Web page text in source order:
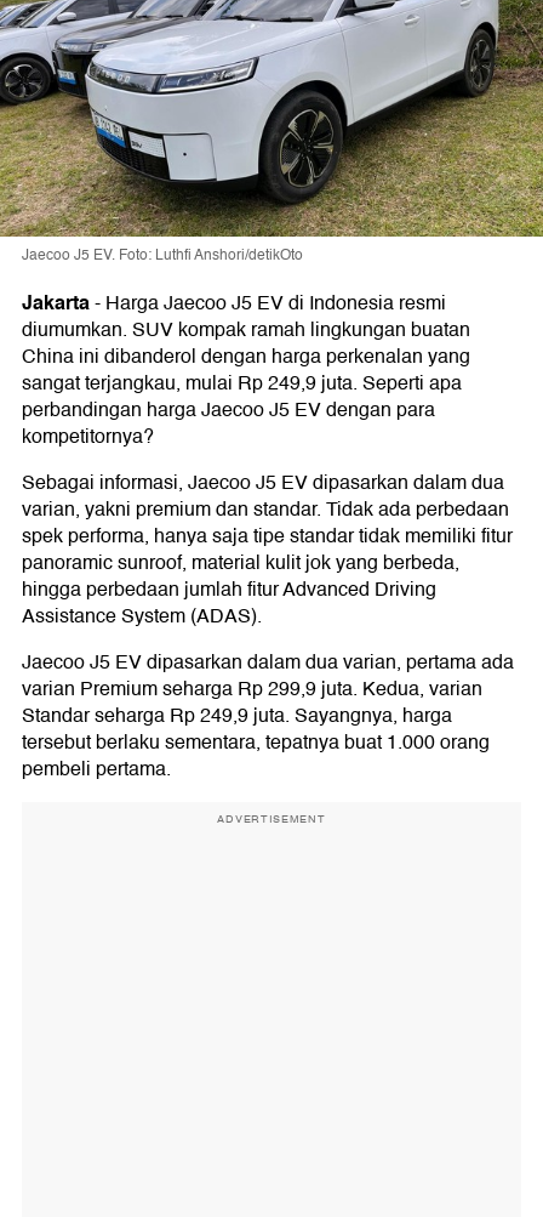
Jaecoo J5 EV. Foto: Luthfi Anshori/detikOto
Jakarta-Harga Jaecoo J5 EV di Indonesia resmi
diumumkan. SUV kompak ramah lingkungan buatan
China ini dibanderol dengan harga perkenalan yang
sangat terjangkau, mulai Rp 249,9 juta. Seperti apa
perbandingan harga Jaecoo J5 EV dengan para
kompetitornya?
Sebagai informasi, Jaecoo J5 EV dipasarkan dalam dua
varian, yakni premium dan standar. Tidak ada perbedaan
spek performa, hanya saja tipe standar tidak memiliki fitur
panoramic sunroof, material kulit jok yang berbeda,
hingga perbedaan jumlah fitur Advanced Driving
Assistance System (ADAS).
Jaecoo J5 EV dipasarkan dalam dua varian, pertama ada
varian Premium seharga Rp 299,9 juta. Kedua, varian
Standar seharga Rp 249,9 juta. Sayangnya, harga
tersebut berlaku sementara, tepatnya buat 1.000 orang
pembeli pertama.
ADVERTISEMENT